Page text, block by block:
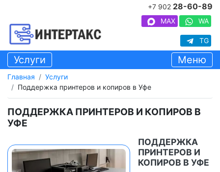
+7 902 28-60-89
MAX WA
TG
Услуги Меню
Главная
Услуги
Поддержка принтеров и копиров в Уфе
ПОДДЕРЖКА ПРИНТЕРОВ И КОПИРОВ В
УФЕ
ПОДДЕРЖКА
ПРИНТЕРОВ И
КОПИРОВ В УФЕ